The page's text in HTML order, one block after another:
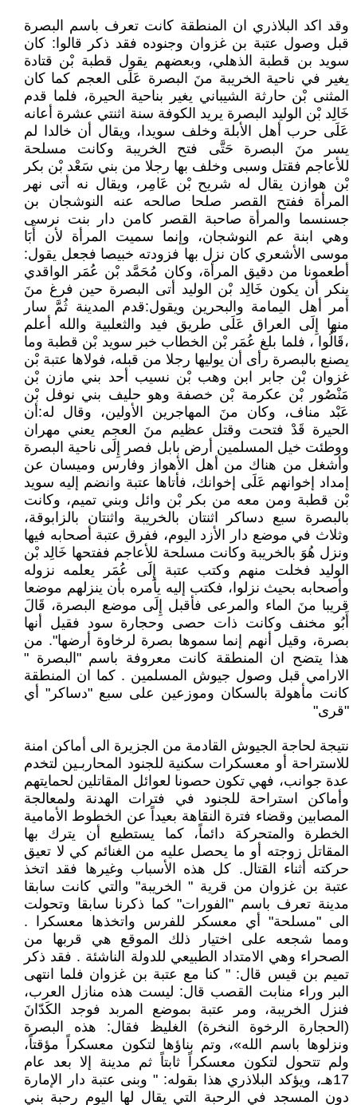
وقد اكد البلاذري ان المنطقة كانت تعرف باسم البصرة
قبل وصول عتبة بن غزوان وجنوده فقد ذكر قالوا: كان
سويد بن قطبة الذهلي، وبعضهم يقول قطبة بْن قتادة
يغير في ناحية الخريبة منَ البصرة عَلَى العجم كما كان
المثنى بْن حارثة الشيباني يغير بناحية الحيرة، فلما قدم
خَالِد بْن الوليد البصرة يريد الكوفة سنة اثنتي عشرة أعانه
عَلَى حرب أهل الأبلة وخلف سويدا، ويقال أن خالدا لم
يسر منَ البصرة حَتَّى فتح الخريبة وكانت مسلحة
للأعاجم فقتل وسبى وخلف بها رجلا من بني سَعْد بْن بكر
بْن هوازن يقال له شريح بْن عَامِر، ويقال نه أتى نهر
المرأة ففتح القصر صلحا صالحه عنه النوشجان بن
جسنسما والمرأة صاحبة القصر كامن دار بنت نرسى
وهي ابنة عم النوشجان، وإنما سميت المرأة لأن أَبَا
موسى الأشعري كان نزل بها فزودته خبيصا فجعل يقول:
أطعمونا من دقيق المرأة، وكان مُحَمَّد بْن عُمَر الواقدي
ينكر أن يكون خَالِد بْن الوليد أتى البصرة حين فرغ منَ
أمر أهل اليمامة والبحرين ويقول:قدم المدينة ثُمَّ سار
منها إِلَى العراق عَلَى طريق فيد والثعلبية والله أعلم
،قَالُوا ، فلما بلغ عُمَر بْن الخطاب خبر سويد بْن قطبة وما
يصنع بالبصرة رأى أن يوليها رجلا من قبله، فولاها عتبة بْن
غزوان بْن جابر ابن وهب بْن نسيب أحد بني مازن بْن
مَنْصُور بْن عكرمة بْن خصفة وهو حليف بني نوفل بْن
عَبْد مناف، وكان منَ المهاجرين الأولين، وقال له:أن
الحيرة قَدْ فتحت وقتل عظيم منَ العجم يعني مهران
ووطئت خيل المسلمين أرض بابل فصر إِلَى ناحية البصرة
وأشغل من هناك من أهل الأهواز وفارس وميسان عن
إمداد إخوانهم عَلَى إخوانك، فأتاها عتبة وانضم إليه سويد
بْن قطبة ومن معه من بكر بْن وائل وبني تميم، وكانت
بالبصرة سبع دساكر اثنتان بالخريبة واثنتان بالزابوقة،
وثلاث في موضع دار الأزد اليوم، ففرق عتبة أصحابه فيها
ونزل هُوَ بالخريبة وكانت مسلحة للأعاجم ففتحها خَالِد بْن
الوليد فخلت منهم وكتب عتبة إِلَى عُمَر يعلمه نزوله
وأصحابه بحيث نزلوا، فكتب إليه يأمره بأن ينزلهم موضعا
قريبا منَ الماء والمرعى فأقبل إِلَى موضع البصرة، قَالَ
أَبُو مخنف وكانت ذات حصى وحجارة سود فقيل أنها
بصرة، وقيل أنهم إنما سموها بصرة لرخاوة أرضها". من
هذا يتضح ان المنطقة كانت معروفة باسم "البصرة "
الارامي قبل وصول جيوش المسلمين . كما ان المنطقة
كانت مأهولة بالسكان وموزعين على سبع "دساكر" أي
"قرى"
نتيجة لحاجة الجيوش القادمة من الجزيرة الى أماكن امنة
للاستراحة أو معسكرات سكنية للجنود المحاربـين لتخدم
عدة جوانب، فهي تكون حصونا لعوائل المقاتلين لحمايتهم
وأماكن استراحة للجنود في فترات الهدنة ولمعالجة
المصابين وقضاء فترة النقاهة بعيداً عن الخطوط الأمامية
الخطرة والمتحركة دائماً، كما يستطيع أن يترك بها
المقاتل زوجته أو ما يحصل عليه من الغنائم كي لا تعيق
حركته أثناء القتال. كل هذه الأسباب وغيرها فقد اتخذ
عتبة بن غزوان من قرية " الخريبة" والتي كانت سابقا
مدينة تعرف باسم "الفورات" كما ذكرنا سابقا وتحولت
الى "مسلحة" أي معسكر للفرس واتخذها معسكرا .
ومما شجعه على اختيار ذلك الموقع هي قربها من
الصحراء وهي الامتداد الطبيعي للدولة الناشئة . فقد ذكر
تميم بن قيس قال: " كنا مع عتبة بن غزوان فلما انتهى
البر وراء منابت القصب قال: ليست هذه منازل العرب،
فنزل الخريبة، ومر عتبة بموضع المربد فوجد الكَدّانَ
(الحجارة الرخوة النخرة) الغليظ فقال: هذه البصرة
ونزلوها باسم الله»، وتم بناؤها لتكون معسكراً مؤقتاً،
ولم تتحول لتكون معسكراً ثابتاً ثم مدينة إلا بعد عام
17هـ، ويؤكد البلاذري هذا بقوله: " وبنى عتبة دار الإمارة
دون المسجد في الرحبة التي يقال لها اليوم رحبة بني